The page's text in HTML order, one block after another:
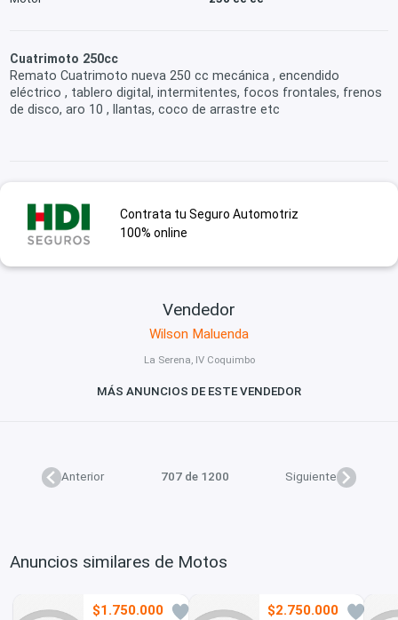
Cuatrimoto 250cc
Remato Cuatrimoto nueva 250 cc mecánica , encendido
eléctrico , tablero digital, intermitentes, focos frontales, frenos
de disco, aro 10 , llantas, coco de arrastre etc
Contrata tu Seguro Automotriz
100% online
Vendedor
Wilson Maluenda
La Serena, IV Coquimbo
MÁS ANUNCIOS DE ESTE VENDEDOR
Anterior 707 de 1200 Siguiente
Anuncios similares de Motos
$1.750.000 $2.750.000